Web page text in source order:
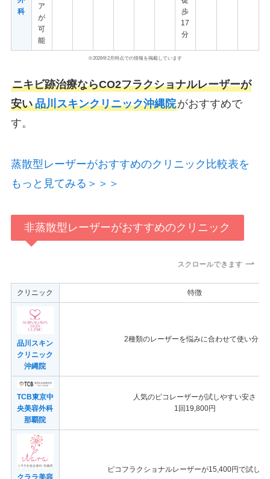
科
ア
が
可
能
歩
17
分
※2026年2月時点での情報を掲載しています
ニキビ跡治療ならCO2フラクショナルレーザーが
安い 品川スキンクリニック沖縄院がおすすめで
す。
蒸散型レーザーがおすすめのクリニック比較表を
もっと見てみる＞＞＞
非蒸散型レーザーがおすすめのクリニック
スクロールできます
クリニック 特徴
品川スキン
クリニック
沖縄院
2種類のレーザーを悩みに合わせて使い分け
TCB東京中
央美容外科
那覇院
人気のピコレーザーが試しやすい安さ
1回19,800円
クララ美容
ピコフラクショナルレーザーが15,400円で試しや